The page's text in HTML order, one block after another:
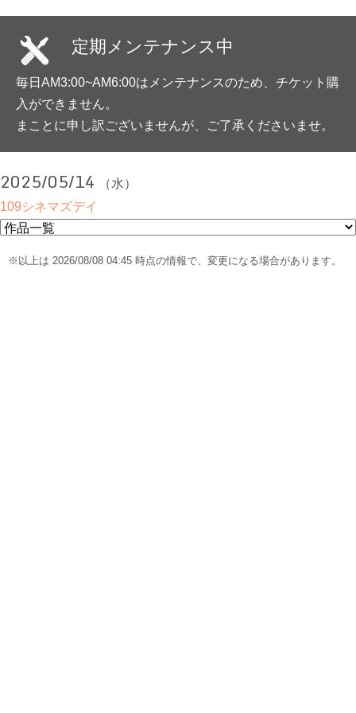
定期メンテナンス中
毎日AM3:00~AM6:00はメンテナンスのため、チケット購
入ができません。
まことに申し訳ございませんが、ご了承くださいませ。
2025/05/14
（水）
109シネマズデイ
※以上は 2026/08/08 04:45 時点の情報で、変更になる場合があります。